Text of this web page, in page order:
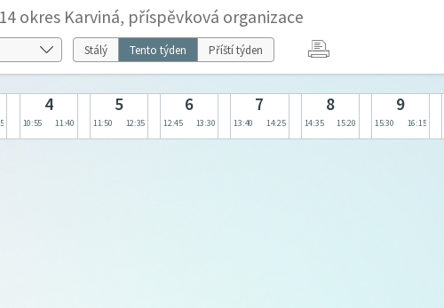
okres Karviná, příspěvková organizace
Stálý Tento týden Příští týden
4
10:55 11:40
5
11:50 12:35
6
12:45 13:30
7
13:40 14:25
8
14:35 15:20
9
15:30 16:15